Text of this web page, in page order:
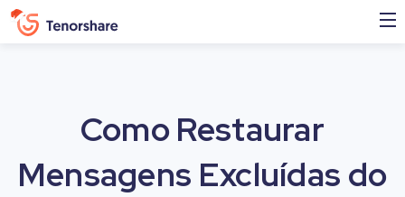
Como Restaurar
Mensagens Excluídas do